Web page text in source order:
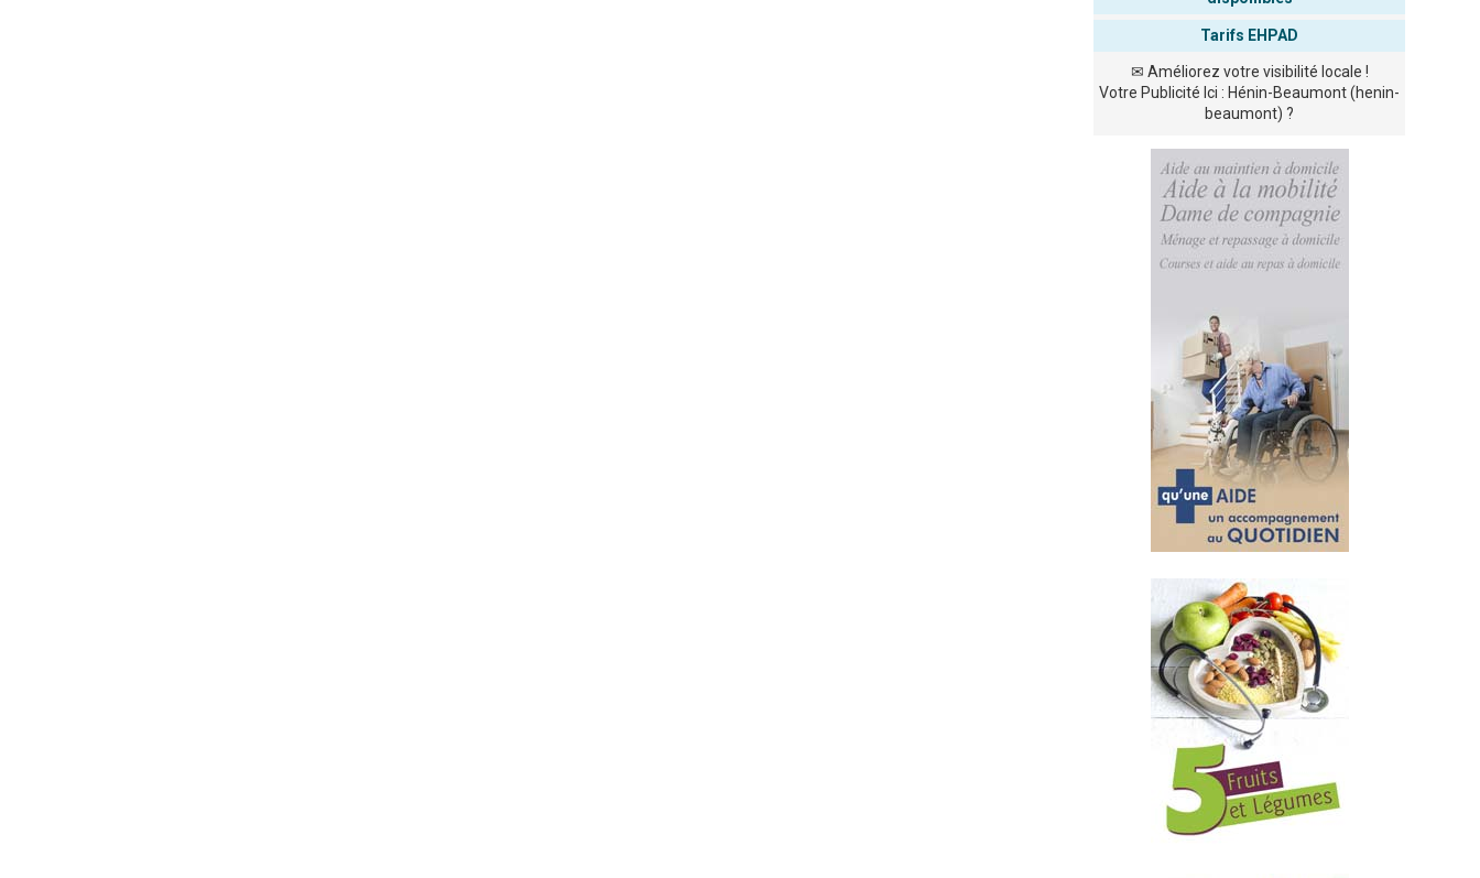
Tarifs EHPAD
✉ Améliorez votre visibilité locale !
Votre Publicité Ici : Hénin-Beaumont (henin-
beaumont) ?